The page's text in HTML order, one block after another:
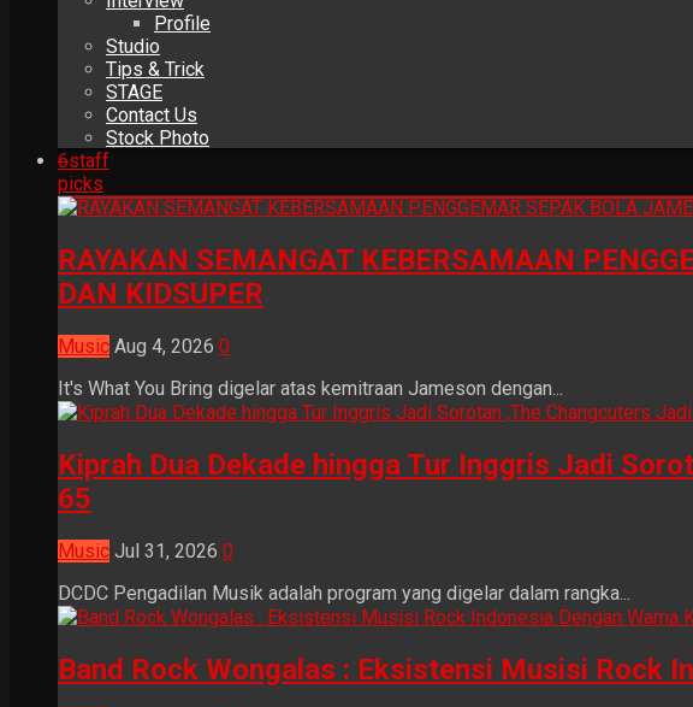
Profile
Studio
Tips & Trick
STAGE
Contact Us
Stock Photo
6staff
picks
RAYAKAN SEMANGAT KEBERSAMAAN
DAN KIDSUPER
Music Aug 4, 2026 0
It's What You Bring digelar atas kemitraan Jameson dengan...
Kiprah Dua Dekade hingga Tur Inggris Jadi
65
Music Jul 31, 2026 0
DCDC Pengadilan Musik adalah program yang digelar dalam rangka...
Band Rock Wongalas : Eksistensi Musisi Rock